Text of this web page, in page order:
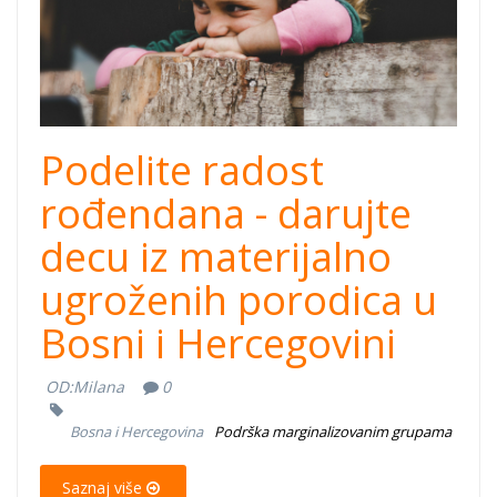
Podelite radost
rođendana - darujte
decu iz materijalno
ugroženih porodica u
Bosni i Hercegovini
OD:Milana 0
Bosna i Hercegovina Podrška marginalizovanim grupama
Saznaj više